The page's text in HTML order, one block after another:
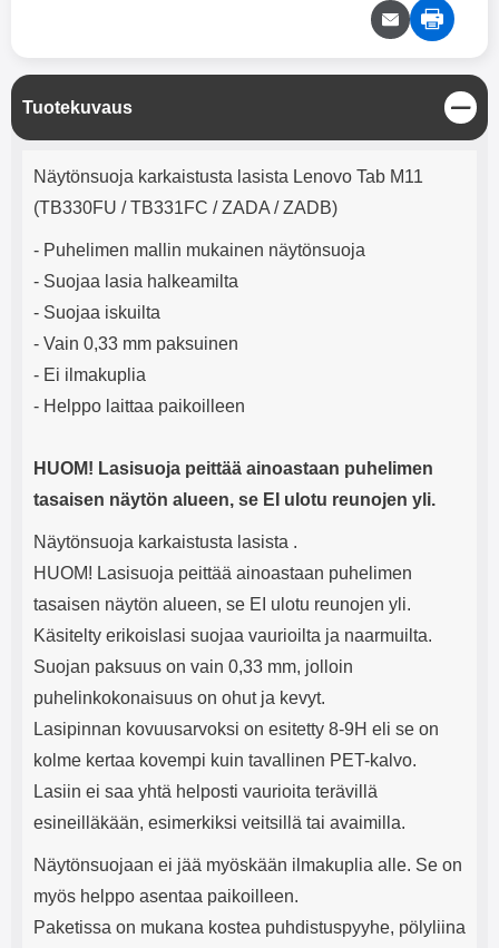
Input: AC100-240V 50/60Hz 0.8A
Max Output: USB: DC5V/3.0A
(18W) Type-C: 5V/3A (PD15W)
12V/1.67A(PD20W) Total Effekt:
Väri: Valkoinen
Tuotekuvaus
S
u
l
Tuotekuvaus
Näytönsuoja karkaistusta lasista Lenovo Tab M11
(TB330FU / TB331FC / ZADA / ZADB)
- Puhelimen mallin mukainen näytönsuoja
- Suojaa lasia halkeamilta
- Suojaa iskuilta
- Vain 0,33 mm paksuinen
- Ei ilmakuplia
- Helppo laittaa paikoilleen
HUOM! Lasisuoja peittää ainoastaan puhelimen
tasaisen näytön alueen, se EI ulotu reunojen yli.
Näytönsuoja karkaistusta lasista .
HUOM! Lasisuoja peittää ainoastaan puhelimen
tasaisen näytön alueen, se EI ulotu reunojen yli.
Käsitelty erikoislasi suojaa vaurioilta ja naarmuilta.
Suojan paksuus on vain 0,33 mm, jolloin
puhelinkokonaisuus on ohut ja kevyt.
Lasipinnan kovuusarvoksi on esitetty 8-9H eli se on
kolme kertaa kovempi kuin tavallinen PET-kalvo.
Lasiin ei saa yhtä helposti vaurioita terävillä
esineilläkään, esimerkiksi veitsillä tai avaimilla.
Näytönsuojaan ei jää myöskään ilmakuplia alle. Se on
myös helppo asentaa paikoilleen.
Paketissa on mukana kostea puhdistuspyyhe, pölyliina